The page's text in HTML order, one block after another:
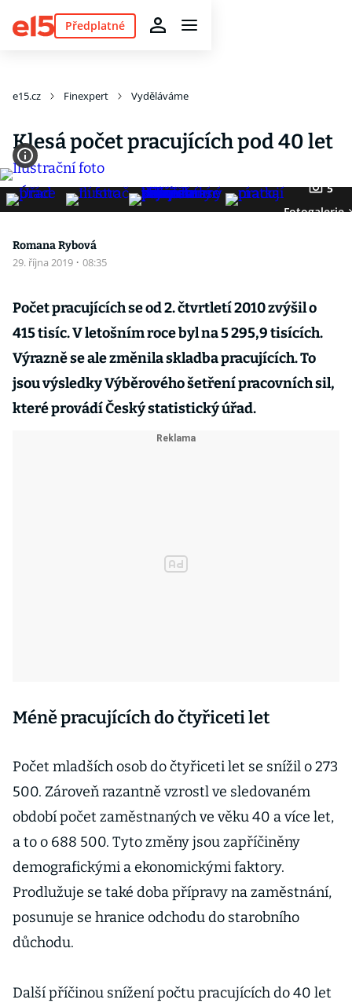
Předplatné
e15.cz Finexpert Vyděláváme
Klesá počet pracujících pod 40 let
5
Fotogalerie
Romana Rybová
29. října 2019 · 08:35
Počet pracujících se od 2. čtvrtletí 2010 zvýšil o
415 tisíc. V letošním roce byl na 5 295,9 tisících.
Výrazně se ale změnila skladba pracujících. To
jsou výsledky Výběrového šetření pracovních sil,
které provádí Český statistický úřad.
Méně pracujících do čtyřiceti let
Počet mladších osob do čtyřiceti let se snížil o 273
500. Zároveň razantně vzrostl ve sledovaném
období počet zaměstnaných ve věku 40 a více let,
a to o 688 500. Tyto změny jsou zapříčiněny
demografickými a ekonomickými faktory.
Prodlužuje se také doba přípravy na zaměstnání,
posunuje se hranice odchodu do starobního
důchodu.
Další příčinou snížení počtu pracujících do 40 let